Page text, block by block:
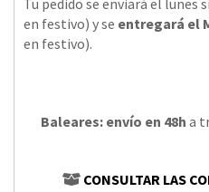
en festivo) y se entregará el
en festivo).
Baleares: envío en 48h a
CONSULTAR LAS